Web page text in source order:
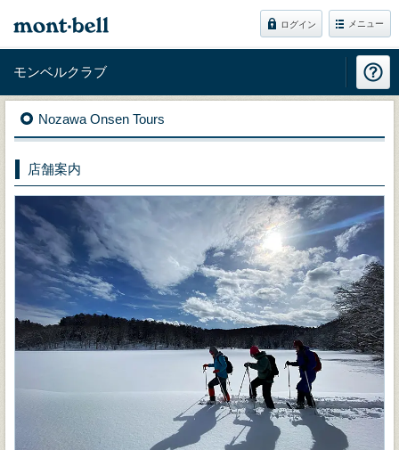
ログイン メニュー
モンベルクラブ
Nozawa Onsen Tours
店舗案内